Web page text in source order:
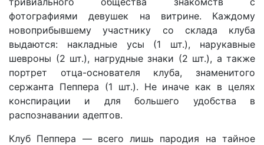
фотографиями девушек на витрине. Каждому
новоприбывшему участнику со склада клуба
выдаются: накладные усы (1 шт.), нарукавные
шевроны (2 шт.), нагрудные знаки (2 шт.), а также
портрет отца-основателя клуба, знаменитого
сержанта Пеппера (1 шт.). Не иначе как в целях
конспирации и для большего удобства в
распознавании адептов.
Клуб Пеппера — всего лишь пародия на тайное